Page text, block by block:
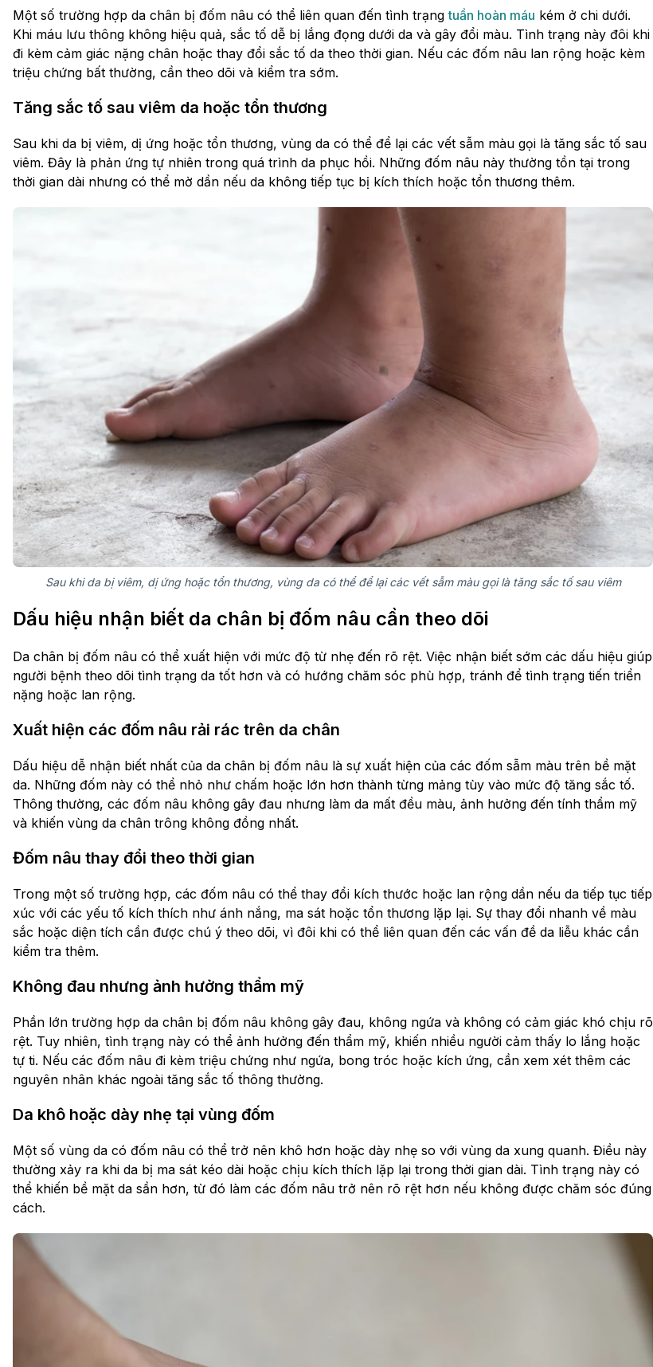
Một số trường hợp da chân bị đốm nâu có thể liên quan đến tình trạngtuần hoàn máu kém ở chi dưới.
Khi máu lưu thông không hiệu quả, sắc tố dễ bị lắng đọng dưới da và gây đổi màu. Tình trạng này đôi khi
đi kèm cảm giác nặng chân hoặc thay đổi sắc tố da theo thời gian. Nếu các đốm nâu lan rộng hoặc kèm
triệu chứng bất thường, cần theo dõi và kiểm tra sớm.
Tăng sắc tố sau viêm da hoặc tổn thương
Sau khi da bị viêm, dị ứng hoặc tổn thương, vùng da có thể để lại các vết sẫm màu gọi là tăng sắc tố sau
viêm. Đây là phản ứng tự nhiên trong quá trình da phục hồi. Những đốm nâu này thường tồn tại trong
thời gian dài nhưng có thể mờ dần nếu da không tiếp tục bị kích thích hoặc tổn thương thêm.
Sau khi da bị viêm, dị ứng hoặc tổn thương, vùng da có thể để lại các vết sẫm màu gọi là tăng sắc tố sau viêm
Dấu hiệu nhận biết da chân bị đốm nâu cần theo dõi
Da chân bị đốm nâu có thể xuất hiện với mức độ từ nhẹ đến rõ rệt. Việc nhận biết sớm các dấu hiệu giúp
người bệnh theo dõi tình trạng da tốt hơn và có hướng chăm sóc phù hợp, tránh để tình trạng tiến triển
nặng hoặc lan rộng.
Xuất hiện các đốm nâu rải rác trên da chân
Dấu hiệu dễ nhận biết nhất của da chân bị đốm nâu là sự xuất hiện của các đốm sẫm màu trên bề mặt
da. Những đốm này có thể nhỏ như chấm hoặc lớn hơn thành từng mảng tùy vào mức độ tăng sắc tố.
Thông thường, các đốm nâu không gây đau nhưng làm da mất đều màu, ảnh hưởng đến tính thẩm mỹ
và khiến vùng da chân trông không đồng nhất.
Đốm nâu thay đổi theo thời gian
Trong một số trường hợp, các đốm nâu có thể thay đổi kích thước hoặc lan rộng dần nếu da tiếp tục tiếp
xúc với các yếu tố kích thích như ánh nắng, ma sát hoặc tổn thương lặp lại. Sự thay đổi nhanh về màu
sắc hoặc diện tích cần được chú ý theo dõi, vì đôi khi có thể liên quan đến các vấn đề da liễu khác cần
kiểm tra thêm.
Không đau nhưng ảnh hưởng thẩm mỹ
Phần lớn trường hợp da chân bị đốm nâu không gây đau, không ngứa và không có cảm giác khó chịu rõ
rệt. Tuy nhiên, tình trạng này có thể ảnh hưởng đến thẩm mỹ, khiến nhiều người cảm thấy lo lắng hoặc
tự ti. Nếu các đốm nâu đi kèm triệu chứng như ngứa, bong tróc hoặc kích ứng, cần xem xét thêm các
nguyên nhân khác ngoài tăng sắc tố thông thường.
Da khô hoặc dày nhẹ tại vùng đốm
Một số vùng da có đốm nâu có thể trở nên khô hơn hoặc dày nhẹ so với vùng da xung quanh. Điều này
thường xảy ra khi da bị ma sát kéo dài hoặc chịu kích thích lặp lại trong thời gian dài. Tình trạng này có
thể khiến bề mặt da sần hơn, từ đó làm các đốm nâu trở nên rõ rệt hơn nếu không được chăm sóc đúng
cách.